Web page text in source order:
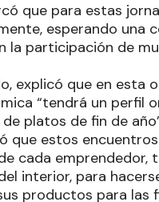
que para estas
esperando una
la participación de
explicó que en esta
“tendrá un perfil
platos de fin de
que estos
cada emprendedor,
interior, para
productos para las